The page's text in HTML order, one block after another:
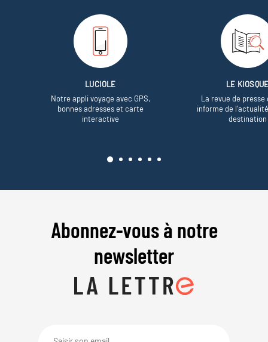
LUCIOLE
Notre appli voyage avec GPS,
bonnes adresses et carte
interactive
LE
La revue de presse
informe de
destination
Abonnez-vous à notre
newsletter